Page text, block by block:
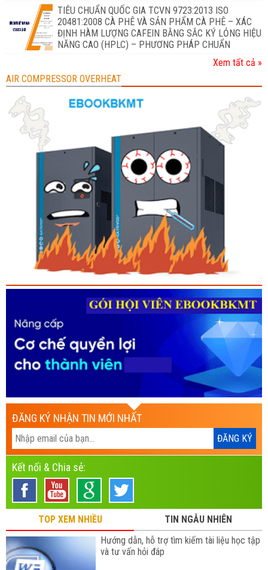
TIÊU CHUẨN QUỐC GIA TCVN 9723:2013 ISO
20481:2008 CÀ PHÊ VÀ SẢN PHẨM CÀ PHÊ – XÁC
ĐỊNH HÀM LƯỢNG CAFEIN BẰNG SẮC KÝ LỎNG HIỆU
NĂNG CAO (HPLC) – PHƯƠNG PHÁP CHUẨN
Xem tất cả »
AIR COMPRESSOR OVERHEAT
ĐĂNG KÝ NHẬN TIN MỚI NHẤT
Kết nối & Chia sẻ:
TOP XEM NHIỀU
TIN NGẪU NHIÊN
Hướng dẫn, hỗ trợ tìm kiếm tài liệu học tập
và tư vấn hỏi đáp